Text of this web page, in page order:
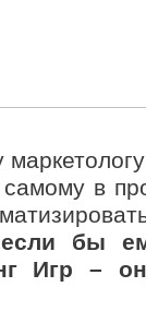
в
бы
Игр –